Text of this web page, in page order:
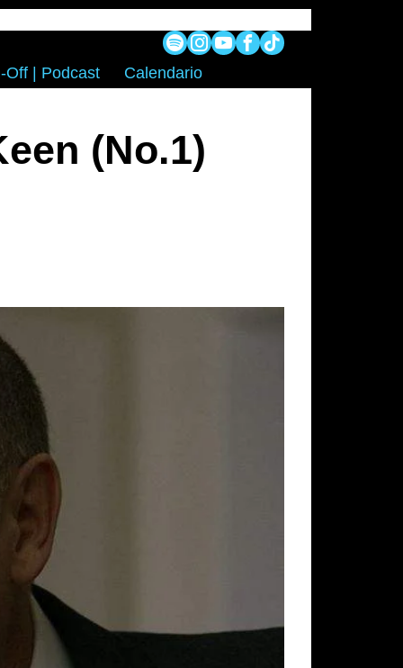
Off | Podcast Calendario
(No.1)